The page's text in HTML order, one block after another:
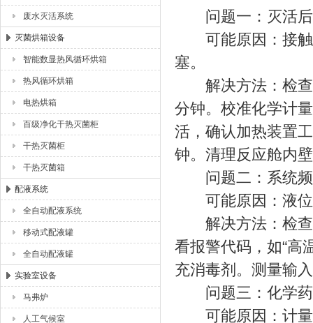
废水灭活系统
灭菌烘箱设备
智能数显热风循环烘箱
热风循环烘箱
电热烘箱
百级净化干热灭菌柜
干热灭菌柜
干热灭菌箱
配液系统
全自动配液系统
移动式配液罐
全自动配液罐
实验室设备
马弗炉
人工气候室
问题一：灭活后
可能原因：接触
塞。
解决方法：检查
分钟。校准化学计
活，确认加热装置
钟。清理反应舱内
问题二：系统频
可能原因：液位
解决方法：检查
看报警代码，如“高
充消毒剂。测量输
问题三：化学药
可能原因：计量